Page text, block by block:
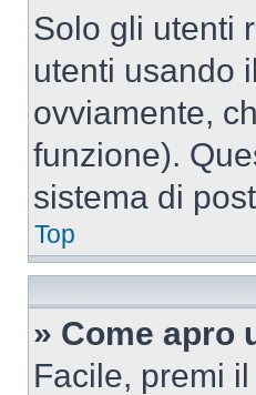
Solo gli utenti
utenti usando
ovviamente,
funzione).
sistema di
Top
» Come apro
Facile, premi